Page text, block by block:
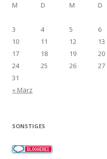
M
D M D
3
4 5 6
10
11 12 13
17
18 19 20
24
25 26 27
31
« März
SONSTIGES